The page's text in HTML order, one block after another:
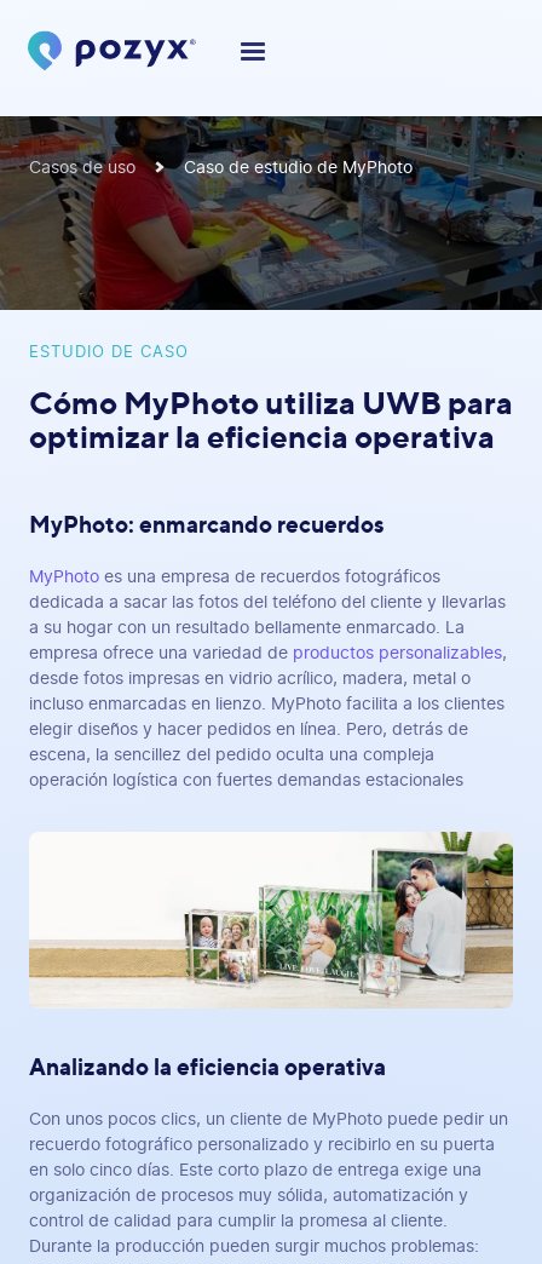
Casos de uso Caso de estudio de MyPhoto
ESTUDIO DE CASO
Cómo MyPhoto utiliza UWB para
optimizar la eficiencia operativa
MyPhoto: enmarcando recuerdos
MyPhoto es una empresa de recuerdos fotográficos
dedicada a sacar las fotos del teléfono del cliente y llevarlas
a su hogar con un resultado bellamente enmarcado. La
empresa ofrece una variedad de productos personalizables,
desde fotos impresas en vidrio acrílico, madera, metal o
incluso enmarcadas en lienzo. MyPhoto facilita a los clientes
elegir diseños y hacer pedidos en línea. Pero, detrás de
escena, la sencillez del pedido oculta una compleja
operación logística con fuertes demandas estacionales
Analizando la eficiencia operativa
Con unos pocos clics, un cliente de MyPhoto puede pedir un
recuerdo fotográfico personalizado y recibirlo en su puerta
en solo cinco días. Este corto plazo de entrega exige una
organización de procesos muy sólida, automatización y
control de calidad para cumplir la promesa al cliente.
Durante la producción pueden surgir muchos problemas: